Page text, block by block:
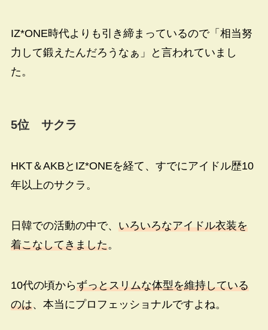
IZ*ONE時代よりも引き締まっているので「相当努
力して鍛えたんだろうなぁ」と言われていまし
た。
5位 サクラ
HKT＆AKBと IZ*ONEを経て 、すでにアイドル歴10
年以上のサクラ。
日韓での活動の中で、 いろいろなアイドル衣装を
着こなしてきました。
10代の頃からずっとスリムな体型を維持している
のは、本当にプロフェッショナルですよね。